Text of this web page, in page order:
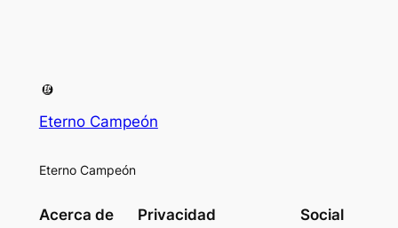
Eterno Campeón
Eterno Campeón
Acerca de Privacidad Social